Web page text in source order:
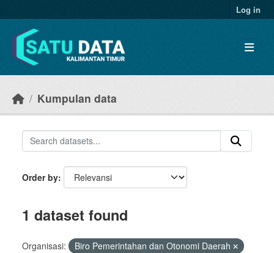
Log in
Kumpulan data
Order by
1 dataset found
Organisasi:
Biro Pemerintahan dan Otonomi Daerah